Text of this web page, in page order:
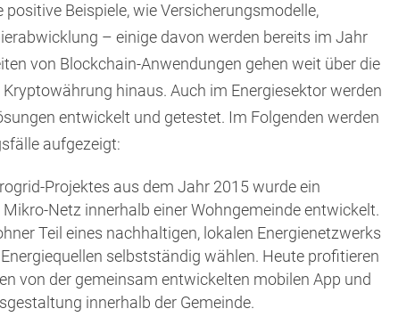
Beispiele, wie Versicherungsmodelle,
– einige davon werden bereits im Jahr
von Blockchain-Anwendungen gehen weit über die
hinaus. Auch im Energiesektor werden
entwickelt und getestet. Im Folgenden werden
aufgezeigt:
Projektes aus dem Jahr 2015 wurde ein
Netz innerhalb einer Wohngemeinde entwickelt.
Teil eines nachhaltigen, lokalen Energienetzwerks
selbstständig wählen. Heute profitieren
von der gemeinsam entwickelten mobilen App und
innerhalb der Gemeinde.